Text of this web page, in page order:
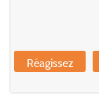
Réagissez